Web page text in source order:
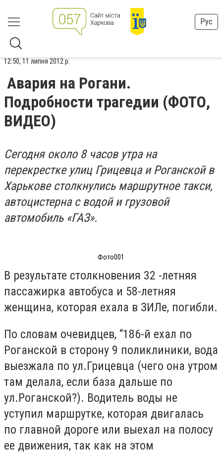
Рус
12:50, 11 липня 2012 р.
Авария на Рогани.
Подробности трагедии (ФОТО,
ВИДЕО)
Сегодня около 8 часов утра на
перекрестке улиц Грицевца и Роганской в ​​
Харькове столкнулись маршрутное такси,
автоцистерна с водой и грузовой
автомобиль «ГАЗ».
Фото001
В результате столкновения 32 -летняя
пассажирка автобуса и 58-летняя
женщина, которая ехала в ЗИЛе, погибли.
По словам очевидцев, “186-й ехал по
Роганской в сторону 9 поликлиники, вода
выезжала по ул.Грицевца (чего она утром
там делала, если база дальше по
ул.Роганской?). Водитель воды не
уступил маршрутке, которая двигалась
по главной дороге или выехал на полосу
ее движения, так как на этом